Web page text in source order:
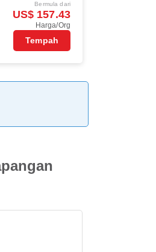
Bermula dari
US$ 157.43
Harga/Org
Tempah